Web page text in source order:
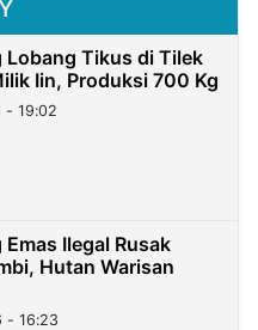
Lobang Tikus di Tilek
Iin, Produksi 700 Kg
- 19:02
Ilegal Rusak
Hutan Warisan
- 16:23